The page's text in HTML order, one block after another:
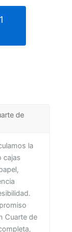
de
la
cajas
Cuarte de